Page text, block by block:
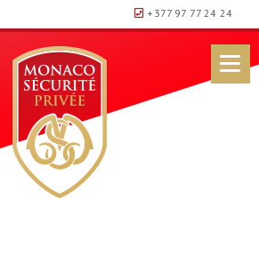
+377 97 77 24 24